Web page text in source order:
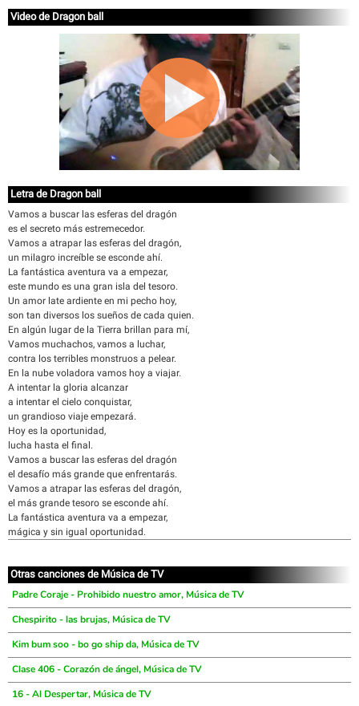
Video de Dragon ball
Letra de Dragon ball
Vamos a buscar las esferas del dragón
es el secreto más estremecedor.
Vamos a atrapar las esferas del dragón,
un milagro increíble se esconde ahí.
La fantástica aventura va a empezar,
este mundo es una gran isla del tesoro.
Un amor late ardiente en mi pecho hoy,
son tan diversos los sueños de cada quien.
En algún lugar de la Tierra brillan para mí,
Vamos muchachos, vamos a luchar,
contra los terribles monstruos a pelear.
En la nube voladora vamos hoy a viajar.
A intentar la gloria alcanzar
a intentar el cielo conquistar,
un grandioso viaje empezará.
Hoy es la oportunidad,
lucha hasta el final.
Vamos a buscar las esferas del dragón
el desafío más grande que enfrentarás.
Vamos a atrapar las esferas del dragón,
el más grande tesoro se esconde ahí.
La fantástica aventura va a empezar,
mágica y sin igual oportunidad.
Otras canciones de Música de TV
Padre Coraje - Prohibido nuestro amor, Música de TV
Chespirito - las brujas, Música de TV
Kim bum soo - bo go ship da, Música de TV
Clase 406 - Corazón de ángel, Música de TV
16 - Al Despertar, Música de TV